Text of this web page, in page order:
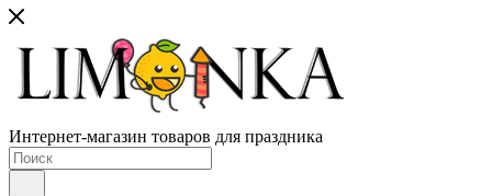
Интернет-магазин товаров для праздника